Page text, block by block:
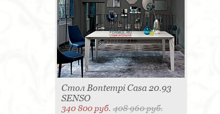
Стол Bontempi Casa 20.93
SENSO
340 800 руб.408 960 руб.